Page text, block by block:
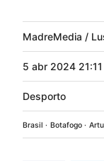
MadreMedia /
5 abr 2024 21:11
Desporto
Brasil Botafogo